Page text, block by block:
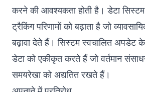
करने की आवश्यकता होती है। डेटा
ट्रैकिंग परिणामों को बढ़ाता है जो
बढ़ावा देते हैं। सिस्टम स्वचालित अपडेट
डेटा को एकीकृत करते हैं जो वर्तमान
समयरेखा को अद्यतित रखते हैं।